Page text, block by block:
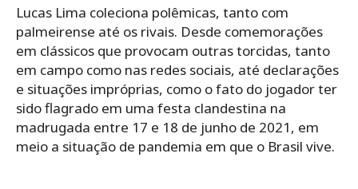
Lucas Lima coleciona polêmicas, tanto com
palmeirense até os rivais. Desde comemorações
em clássicos que provocam outras torcidas, tanto
em campo como nas redes sociais, até declarações
e situações impróprias, como o fato do jogador ter
sido flagrado em uma festa clandestina na
madrugada entre 17 e 18 de junho de 2021, em
meio a situação de pandemia em que o Brasil vive.